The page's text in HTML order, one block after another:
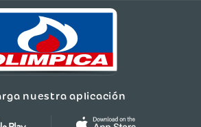
nuestra aplicación